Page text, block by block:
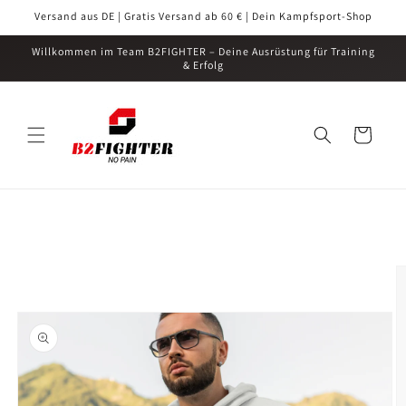
zum
Inhalt
Versand aus DE | Gratis Versand ab 60 € | Dein Kampfsport-Shop
Willkommen im Team B2FIGHTER – Deine Ausrüstung für Training
& Erfolg
Warenkorb